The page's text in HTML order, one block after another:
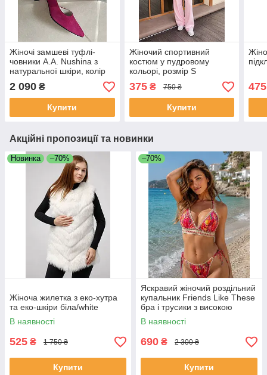
Жіночі замшеві туфлі-
човники A.A. Nushina з
натуральної шкіри, колір
фуксія розмір 37
2 090 ₴
Купити
Жіночий спортивний
костюм у пудровому
кольорі, розмір S
375₴ 750 ₴
Купити
475
Акційні пропозиції та новинки
Новинка –70%
Жіноча жилетка з еко-хутра
та еко-шкіри біла/white
В наявності
525 ₴ 1 750 ₴
Купити
–70%
Яскравий жіночий роздільний
купальник Friends Like These
бра і трусики з високою
посадкою розмір 38
В наявності
690 ₴ 2 300 ₴
Купити